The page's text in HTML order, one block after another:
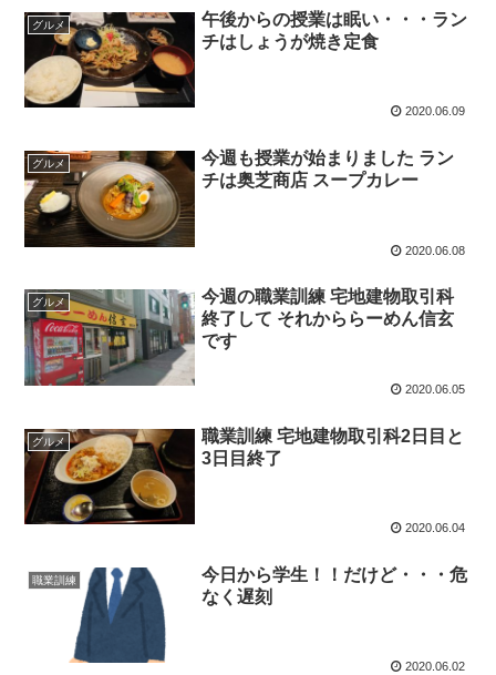
グルメ
午後からの授業は眠い・・・ラン
チはしょうが焼き定食
2020.06.09
グルメ
今週も授業が始まりました ラン
チは奥芝商店 スープカレー
2020.06.08
グルメ
今週の職業訓練 宅地建物取引科
終了して それかららーめん信玄
です
2020.06.05
グルメ
職業訓練 宅地建物取引科2日目と
3日目終了
2020.06.04
職業訓練
今日から学生！！だけど・・・危
なく遅刻
2020.06.02